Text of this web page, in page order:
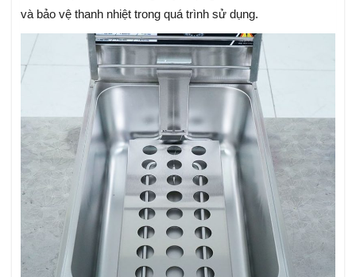
và bảo vệ thanh nhiệt trong quá trình sử dụng.